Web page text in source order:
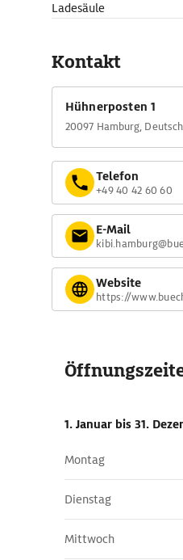
Ladesäule
Kontakt
Hühnerposten 1
20097 Hamburg,
Telefon
+49 40 42 60 60
E-Mail
Website
https://
1. Januar bis 31.
Montag
Dienstag
Mittwoch